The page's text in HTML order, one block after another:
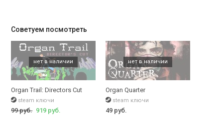
Советуем посмотреть
Organ Trail: Directors Cut
steam ключи
99 руб. 919 руб.
Organ Quarter
steam ключи
49 руб.